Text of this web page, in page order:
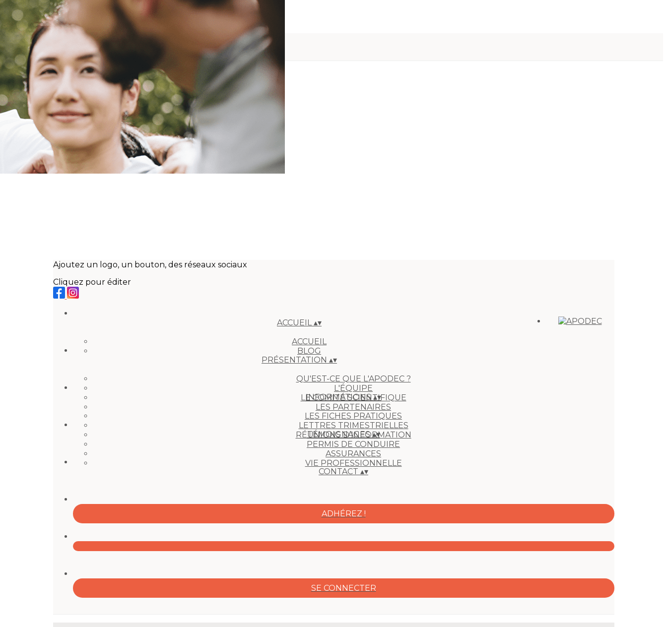
Exporter les lignes sélectionnées
Exporter toutes les colonnes
Exporter uniquement les colonnes affichées
Menu
?>
Images de la page d'accueil
Cliquez pour éditer
Ajoutez un logo, un bouton, des réseaux sociaux
Cliquez pour éditer
ACCUEIL▴▾
ACCUEIL
BLOG
PRÉSENTATION ▴▾
QU'EST-CE QUE L'APODEC ?
L'ÉQUIPE
LE COMITÉ SCIENTIFIQUE
LES PARTENAIRES
INFORMATIONS▴▾
LES FICHES PRATIQUES
LETTRES TRIMESTRIELLES
RÉUNIONS D'INFORMATION
PERMIS DE CONDUIRE
ASSURANCES
VIE PROFESSIONNELLE
TÉMOIGNAGES▴▾
CONTACT ▴▾
ADHÉREZ !
SE CONNECTER